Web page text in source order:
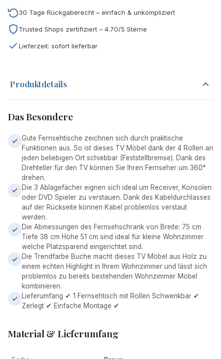
30 Tage Rückgaberecht – einfach & unkompliziert
Trusted Shops zertifiziert – 4.70/5 Sterne
Lieferzeit: sofort lieferbar
Produktdetails
Das Besondere
Gute Fernsehtische zeichnen sich durch praktische
Funktionen aus. So ist dieses TV Möbel dank der 4 Rollen an
jeden beliebigen Ort schiebbar (Feststellbremse). Dank des
Drehteller für den TV können Sie Ihren Fernseher um 360°
drehen.
Die 3 Ablagefächer eignen sich ideal um Receiver, Konsolen
oder DVD Spieler zu verstauen. Dank des Kabeldurchlasses
auf der Rückseite können Kabel problemlos verstaut
werden.
Die Abmessungen des Fernsehschrank von Breite: 75 cm
Tiefe 38 cm Höhe 51 cm sind ideal für kleine Wohnzimmer
welche Platzsparend eingerichtet sind.
Die Trendfarbe Buche macht dieses TV Möbel aus Holz zu
einem echten Highlight in Ihrem Wohnzimmer und lässt sich
problemlos zu bereits bestehenden Wohnzimmer Möbel
kombinieren.
Lieferumfang ✔ 1 Fernsehtisch mit Rollen Schwenkbar ✔
Zerlegt ✔ Einfache Montage ✔
Material & Lieferumfang